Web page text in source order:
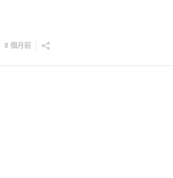
8 個月前